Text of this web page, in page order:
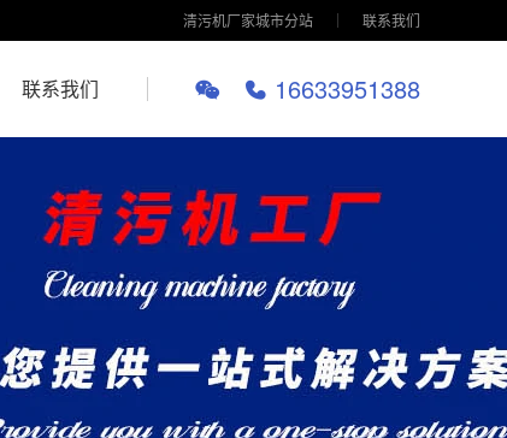
清污机厂家城市分站 联系我们
16633951388
联系我们